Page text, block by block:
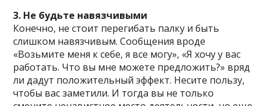
3. Не будьте навязчивыми
Конечно, не стоит перегибать палку и быть
слишком навязчивым. Сообщения вроде
«Возьмите меня к себе, я все могу», «Я хочу у вас
работать. Что вы мне можете предложить?» вряд
ли дадут положительный эффект. Несите пользу,
чтобы вас заметили. И тогда вы не только